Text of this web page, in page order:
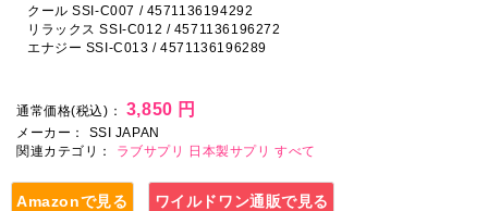
クール SSI-C007 / 4571136194292
リラックス SSI-C012 / 4571136196272
エナジー SSI-C013 / 4571136196289
通常価格(税込)： 3,850 円
メーカー：
SSI JAPAN
関連カテゴリ：
ラブサプリ 日本製サプリ すべて
Amazonで見る ワイルドワン通販で見る